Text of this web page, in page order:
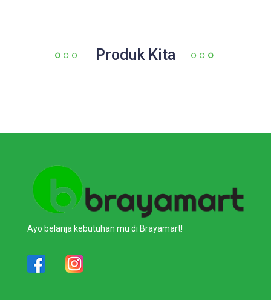
Produk Kita
Ayo belanja kebutuhan mu di Brayamart!